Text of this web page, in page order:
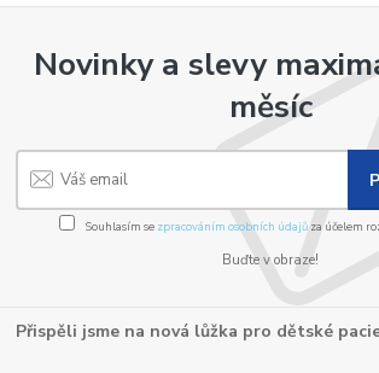
Novinky a slevy
měsíc
Souhlasím se zpracováním osobních údajůza účelem
Buďte v obraze!
Přispěli jsme na nová lůžka pro dětské